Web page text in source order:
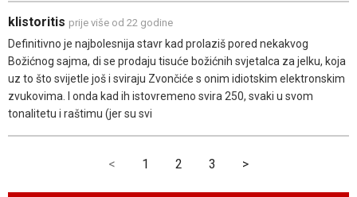
klistoritis prije više od 22 godine
Definitivno je najbolesnija stavr kad prolaziš pored nekakvog
Božićnog sajma, di se prodaju tisuće božićnih svjetalca za jelku, koja
uz to što svijetle još i sviraju Zvončiće s onim idiotskim elektronskim
zvukovima. I onda kad ih istovremeno svira 250, svaki u svom
tonalitetu i raštimu (jer su svi
< 1 2 3 >